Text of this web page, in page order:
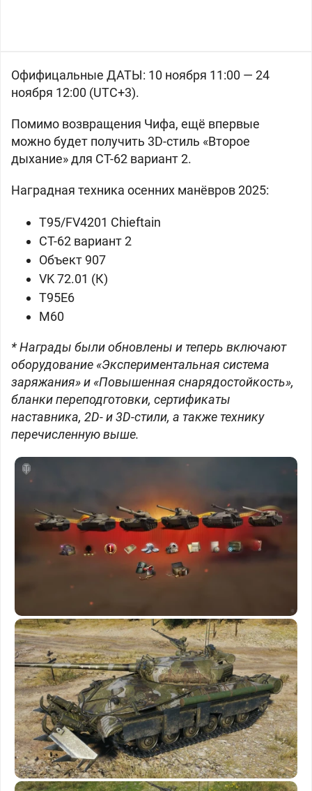
Офифицальные ДАТЫ: 10 ноября 11:00 — 24
ноября 12:00 (UTC+3).
Помимо возвращения Чифа, ещё впервые
можно будет получить 3D-стиль «Второе
дыхание» для СТ-62 вариант 2.
Наградная техника осенних манёвров 2025:
T95/FV4201 Chieftain
СТ-62 вариант 2
Объект 907
VK 72.01 (К)
T95E6
M60
* Награды были обновлены и теперь включают
оборудование «Экспериментальная система
заряжания» и «Повышенная снарядостойкость»,
бланки переподготовки, сертификаты
наставника, 2D- и 3D-стили, а также технику
перечисленную выше.